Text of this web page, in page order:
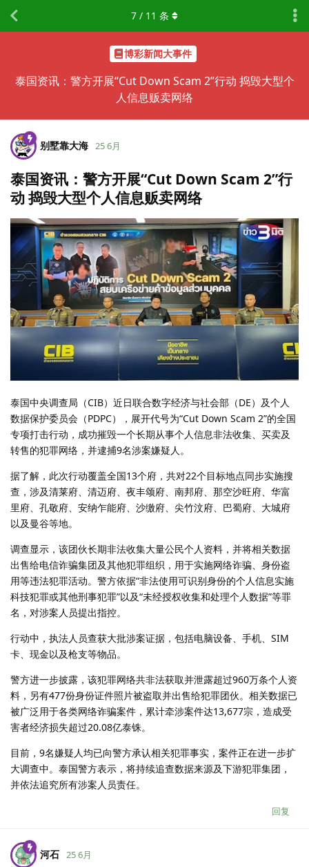
博彩新闻大事件
泰国资讯：警方开展“Cut Down Scam 2”行动 捣毁大型个
人信息贩卖网络
7 / 11 条
别墅靠大海 25 6月
泰国资讯：警方开展“Cut Down Scam 2”行
动 捣毁大型个人信息贩卖网络
泰国中央调查局（CIB）近日联合数字经济与社会部（DE）及个人
数据保护委员会（PDPC），展开代号为“Cut Down Scam 2”的全国
专项打击行动，成功摧毁一个长期从事个人信息非法收集、买卖及
转售的犯罪网络，并逮捕9名涉案嫌疑人。
据了解，此次行动覆盖全国13个府，共对22个目标地点同步实施搜
查，涉及清莱府、清迈府、夜丰颂府、南邦府、那空沙旺府、华富
里府、孔敬府、安纳乍能府、沙缴府、尖竹汶府、巴蜀府、大城府
以及曼谷等地。
调查显示，该团伙长期非法收集大量公民个人资料，并将相关数据
出售给电信诈骗集团及其他犯罪组织，用于实施网络诈骗、身份盗
用等违法犯罪活动。警方依据“非法使用可识别身份的个人信息实施
科技犯罪或其他刑事犯罪”以及“未经授权收集和处理个人数据”等罪
名，对涉案人员提出指控。
行动中，执法人员查获大批涉案证据，包括电脑设备、手机、SIM
卡、现金以及枪支等物品。
警方进一步披露，该犯罪网络共非法获取并泄露超过960万条个人资
料，另有477份身份证件照片被盗取并出售给犯罪团伙。相关数据已
被广泛用于各类网络诈骗案件，累计牵涉案件达13,677宗，造成受
害者经济损失超过20.08亿泰铢。
目前，9名嫌疑人均已向警方承认相关犯罪事实，案件正在进一步扩
大调查中。泰国警方表示，将持续追查数据来源及下游犯罪集团，
并依法追究所有涉案人员责任。
回复
河石 25 6月